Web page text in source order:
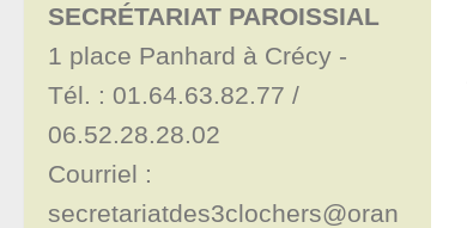
SECRÉTARIAT PAROISSIAL
1 place Panhard à Crécy -
Tél. : 01.64.63.82.77 /
06.52.28.28.02
Courriel :
secretariatdes3clochers@oran